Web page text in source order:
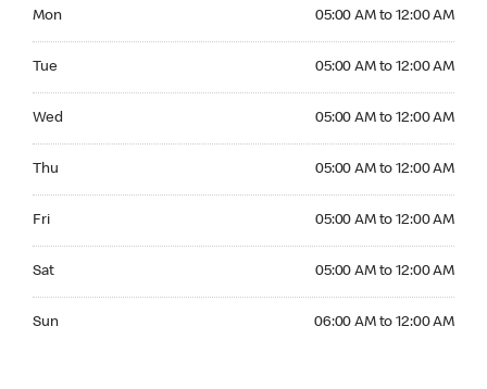
Mon 05:00 AM to 12:00 AM
Tue 05:00 AM to 12:00 AM
Wed 05:00 AM to 12:00 AM
Thu 05:00 AM to 12:00 AM
Fri 05:00 AM to 12:00 AM
Sat 05:00 AM to 12:00 AM
Sun 06:00 AM to 12:00 AM